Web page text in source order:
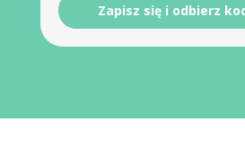
Zapisz się i odbierz